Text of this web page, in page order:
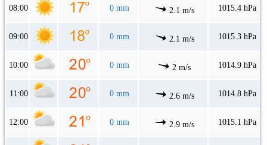
08:00 0 mm 2.1 m/s 1015.4 hPa
09:00 0 mm 2.1 m/s 1015.3 hPa
10:00 0 mm 2 m/s 1014.9 hPa
11:00 0 mm 2.6 m/s 1014.8 hPa
12:00 0 mm 2.9 m/s 1015.1 hPa